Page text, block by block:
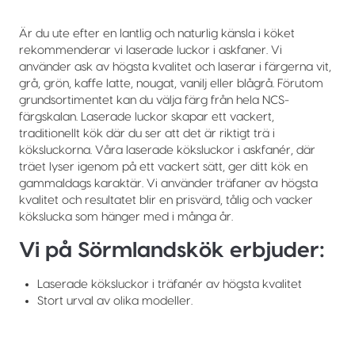
Är du ute efter en lantlig och naturlig känsla i köket
rekommenderar vi laserade luckor i askfaner. Vi
använder ask av högsta kvalitet och laserar i färgerna vit,
grå, grön, kaffe latte, nougat, vanilj eller blågrå. Förutom
grundsortimentet kan du välja färg från hela NCS-
färgskalan. Laserade luckor skapar ett vackert,
traditionellt kök där du ser att det är riktigt trä i
köksluckorna. Våra laserade köksluckor i askfanér, där
träet lyser igenom på ett vackert sätt, ger ditt kök en
gammaldags karaktär. Vi använder träfaner av högsta
kvalitet och resultatet blir en prisvärd, tålig och vacker
kökslucka som hänger med i många år.
Vi på Sörmlandskök erbjuder:
Laserade köksluckor i träfanér av högsta kvalitet
Stort urval av olika modeller.